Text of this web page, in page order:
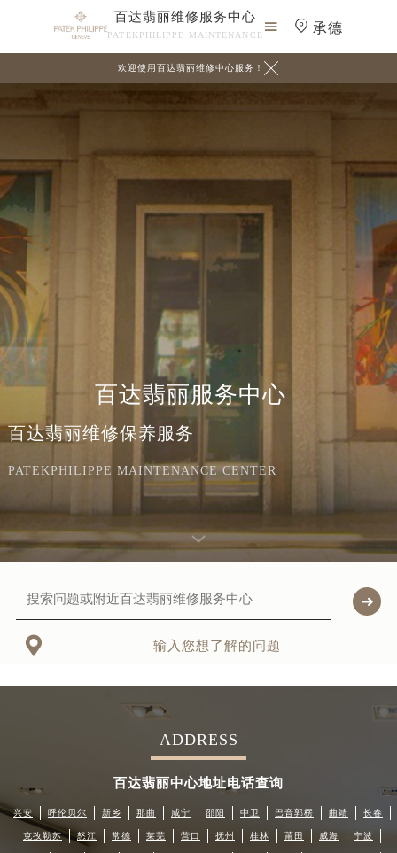
百达翡丽维修服务中心
PATEKPHILIPPE MAINTENANCE
 承德
欢迎使用百达翡丽维修中心服务！ 
百达翡丽服务中心
百达翡丽维修保养服务
PATEKPHILIPPE MAINTENANCE CENTER
 输入您想了解的问题
ADDRESS
百达翡丽中心地址电话查询
兴安 呼伦贝尔 新乡 那曲 咸宁 邵阳 中卫 巴音郭楞 曲靖 长春
克孜勒苏 怒江 常德 莱芜 营口 抚州 桂林 莆田 威海 宁波